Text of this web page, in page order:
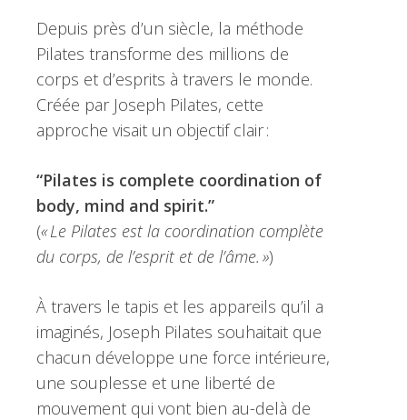
Depuis près d’un siècle, la méthode
Pilates transforme des millions de
corps et d’esprits à travers le monde.
Créée par Joseph Pilates, cette
approche visait un objectif clair :
“Pilates is complete coordination of
body, mind and spirit.”
(« Le Pilates est la coordination complète
du corps, de l’esprit et de l’âme. »)
À travers le tapis et les appareils qu’il a
imaginés, Joseph Pilates souhaitait que
chacun développe une force intérieure,
une souplesse et une liberté de
mouvement qui vont bien au-delà de